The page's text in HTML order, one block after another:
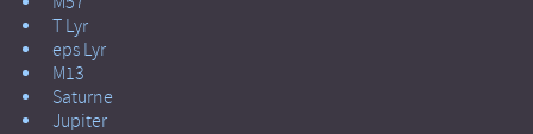
T Lyr
eps Lyr
M13
Saturne
Jupiter